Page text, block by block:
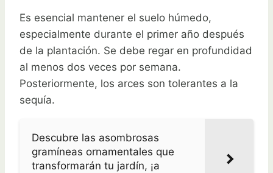
Es esencial mantener el suelo húmedo,
especialmente durante el primer año después
de la plantación. Se debe regar en profundidad
al menos dos veces por semana.
Posteriormente, los arces son tolerantes a la
sequía.
Descubre las asombrosas
gramíneas ornamentales que
transformarán tu jardín, ¡a